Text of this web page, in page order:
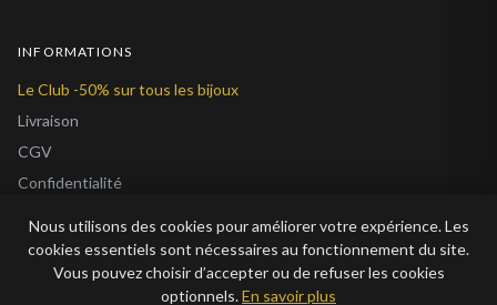
INFORMATIONS
Le Club -50% sur tous les bijoux
Livraison
CGV
Confidentialité
À Propos
Nous utilisons des cookies pour améliorer votre expérience. Les
cookies essentiels sont nécessaires au fonctionnement du site.
Vous pouvez choisir d’accepter ou de refuser les cookies
optionnels.En savoir plus